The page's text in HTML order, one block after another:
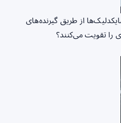
از طریق گیرنده‌های
را تقویت می‌کنند؟